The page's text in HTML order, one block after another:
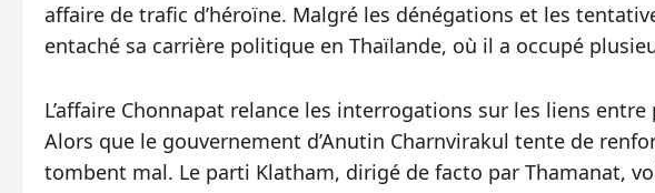
affaire de trafic d’héroïne. Malgré les dénégations et les
entaché sa carrière politique en Thaïlande, où il a occupé
L’affaire Chonnapat relance les interrogations sur les liens
Alors que le gouvernement d’Anutin Charnvirakul tente de
tombent mal. Le parti Klatham, dirigé de facto par Thamanat,